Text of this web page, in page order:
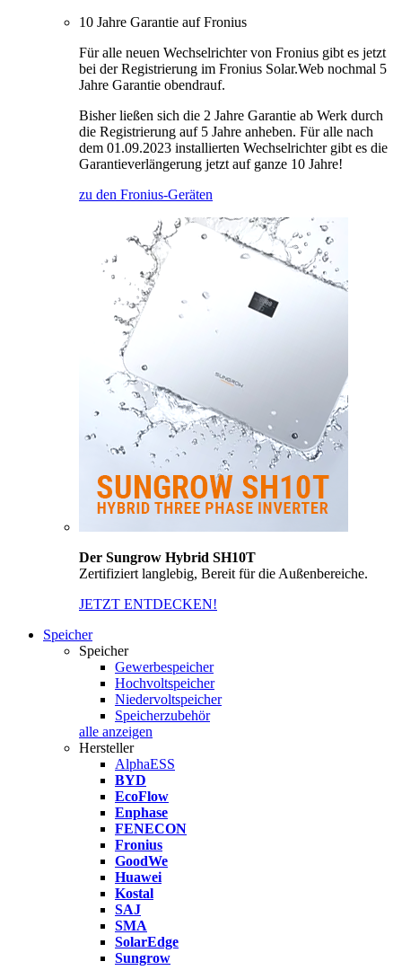
10 Jahre Garantie auf Fronius
Für alle neuen Wechselrichter von Fronius gibt es jetzt
bei der Registrierung im Fronius Solar.Web nochmal 5
Jahre Garantie obendrauf.
Bisher ließen sich die 2 Jahre Garantie ab Werk durch
die Registrierung auf 5 Jahre anheben. Für alle nach
dem 01.09.2023 installierten Wechselrichter gibt es die
Garantieverlängerung jetzt auf ganze 10 Jahre!
zu den Fronius-Geräten
Der Sungrow Hybrid SH10T
Zertifiziert langlebig, Bereit für die Außenbereiche.
JETZT ENTDECKEN!
Speicher
Speicher
Gewerbespeicher
Hochvoltspeicher
Niedervoltspeicher
Speicherzubehör
alle anzeigen
Hersteller
AlphaESS
BYD
EcoFlow
Enphase
FENECON
Fronius
GoodWe
Huawei
Kostal
SAJ
SMA
SolarEdge
Sungrow